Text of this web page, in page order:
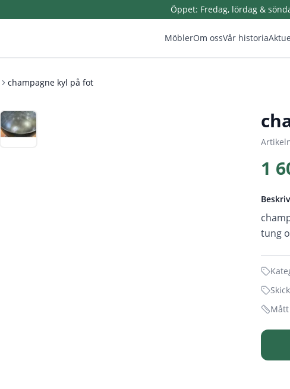
Öppet: Fredag, lördag &
MöblerOm ossVår historia
champagne kyl på fot
1
tung
Skick
Mått